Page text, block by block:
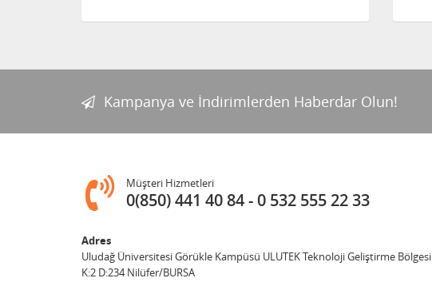
Kampanya ve İndirimlerden Haberdar Olun!
Müşteri Hizmetleri
0(850) 441 40 84 0 532 555 22 33
Adres
Uludağ Üniversitesi Görükle Kampüsü ULUTEK Teknoloji Geliştirme Bölgesi
K:2 D:234 Nilüfer/BURSA